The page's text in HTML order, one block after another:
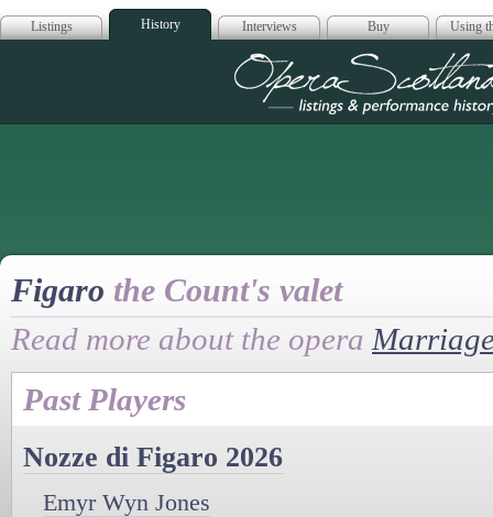
Listings History Interviews Buy Using
Opera
Figaro the Count's valet
Read more about the opera
Past Players
Nozze di Figaro 2026
Emyr Wyn Jones